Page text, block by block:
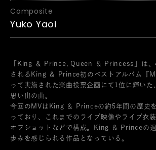
Composite
Yuko Yaoi
「King ＆ Prince, Queen ＆ Princess」は、
されるKing ＆ Prince初のベストアルバム『
って実施された楽曲投票企画にて1位に輝いた
思い出の曲。
今回のMVはKing ＆ Princeの約5年間の歴史
っており、これまでのライブ映像やライブ衣
オフショットなどで構成。King ＆ Princeの
歩みを感じられる作品となっている。